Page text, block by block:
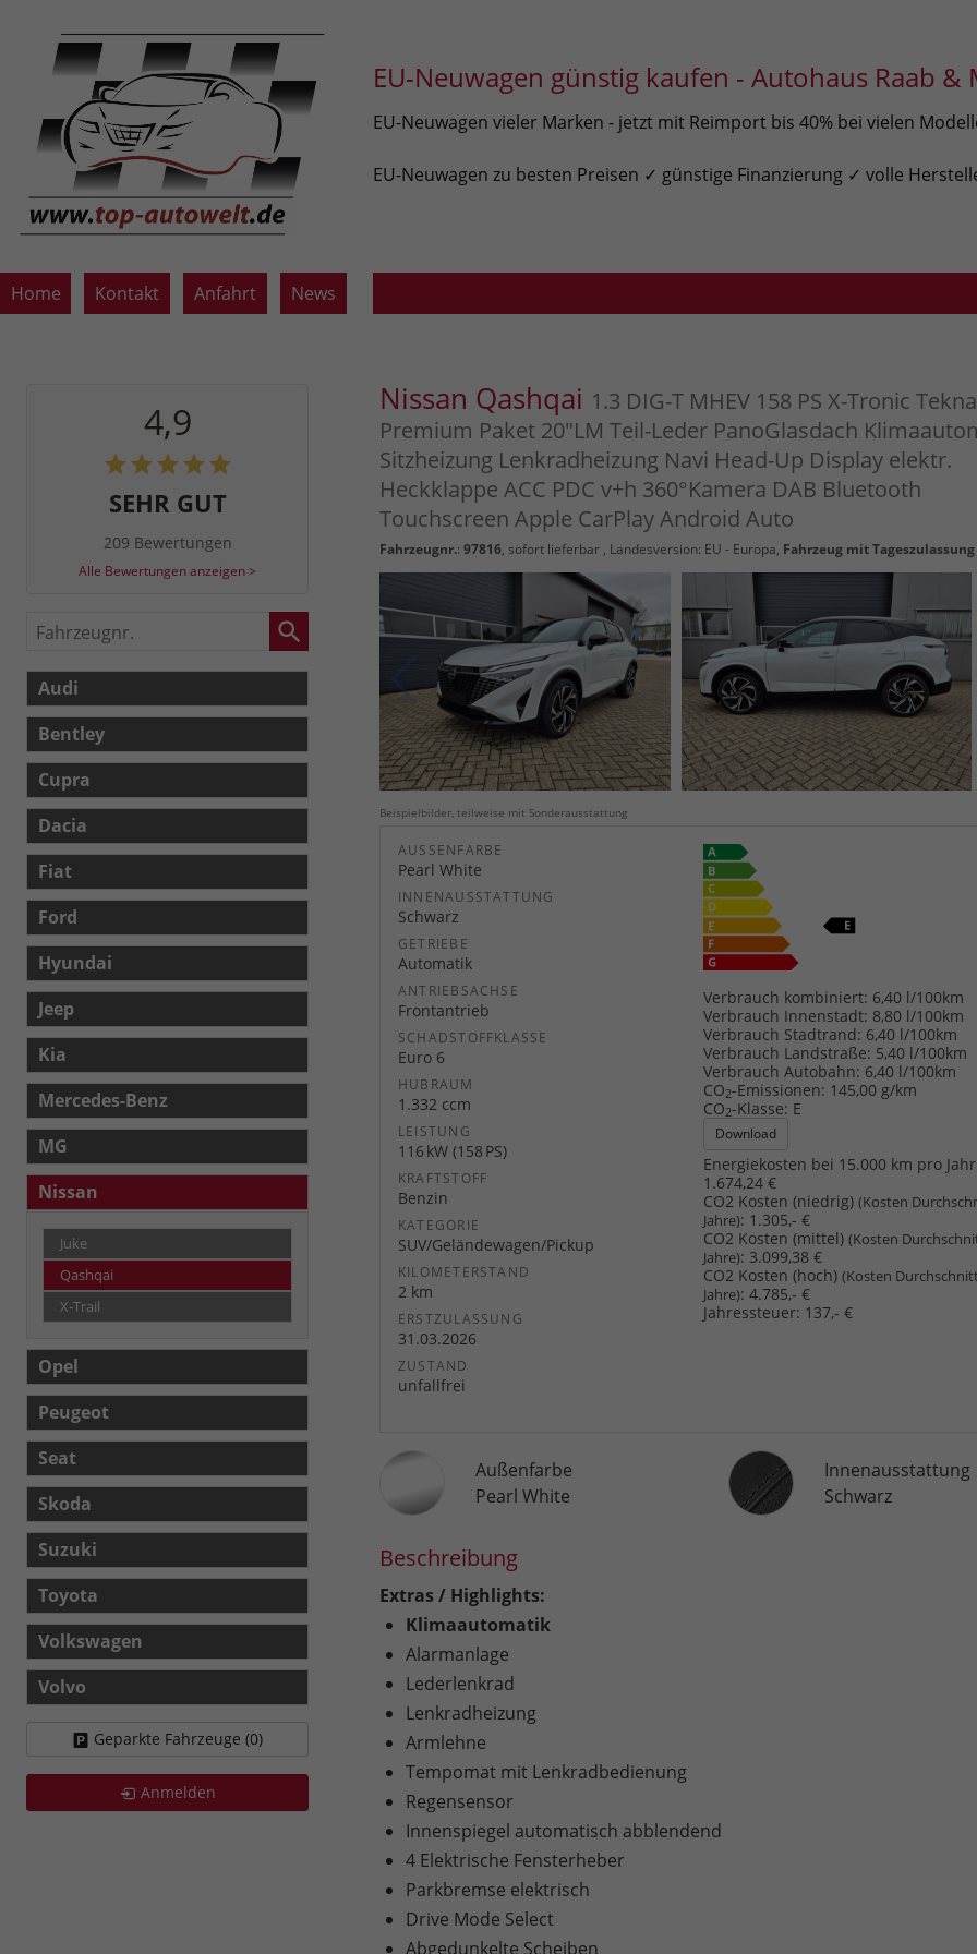
EU-Neuwagen günstig kaufen - Autohaus Raab &
EU-Neuwagen vieler Marken - jetzt mit Reimport bis 40% bei vielen
EU-Neuwagen zu besten Preisen ✓ günstige Finanzierung ✓ volle
Home Kontakt Anfahrt News
Nissan Qashqai 1.3 DIG-T MHEV 158 PS X-Tronic Tekna
Premium Paket 20"LM Teil-Leder PanoGlasdach
Sitzheizung Lenkradheizung Navi Head-Up Display elektr.
Heckklappe ACC PDC v+h 360°Kamera DAB Bluetooth
Touchscreen Apple CarPlay Android Auto
Fahrzeugnr.: 97816, sofort lieferbar, Landesversion: EU - Europa, Fahrzeug mit Tageszulassung
Beispielbilder, teilweise mit Sonderausstattung
AUSSENFARBE
Pearl White
INNENAUSSTATTUNG
Schwarz
GETRIEBE
Automatik
ANTRIEBSACHSE
Frontantrieb
SCHADSTOFFKLASSE
Euro 6
HUBRAUM
1.332 ccm
LEISTUNG
116 kW (158 PS)
KRAFTSTOFF
Benzin
KATEGORIE
SUV/Geländewagen/Pickup
KILOMETERSTAND
2 km
ERSTZULASSUNG
31.03.2026
ZUSTAND
unfallfrei
Verbrauch kombiniert: 6,40 l/100km
Verbrauch Innenstadt: 8,80 l/100km
Verbrauch Stadtrand: 6,40 l/100km
Verbrauch Landstraße: 5,40 l/100km
Verbrauch Autobahn: 6,40 l/100km
CO2-Emissionen: 145,00 g/km
CO2-Klasse: E
Download
Energiekosten bei 15.000 km pro
1.674,24 €
CO2 Kosten (niedrig)(Kosten
Jahre): 1.305,- €
CO2 Kosten (mittel)(Kosten
Jahre): 3.099,38 €
CO2 Kosten (hoch)(Kosten
Jahre): 4.785,- €
Jahressteuer: 137,- €
Außenfarbe
Pearl White
InnenausstattungInnenausstattung
Schwarz
Beschreibung
Extras / Highlights:
Klimaautomatik
Alarmanlage
Lederlenkrad
Lenkradheizung
Armlehne
Tempomat mit Lenkradbedienung
Regensensor
Innenspiegel automatisch abblendend
4 Elektrische Fensterheber
Parkbremse elektrisch
Drive Mode Select
Abgedunkelte Scheiben
4,9
SEHR GUT
209 Bewertungen
Alle Bewertungen anzeigen >
Fahrzeugnr.
Audi
Bentley
Cupra
Dacia
Fiat
Ford
Hyundai
Jeep
Kia
Mercedes-Benz
MG
Nissan
Juke
Qashqai
X-Trail
Opel
Peugeot
Seat
Skoda
Suzuki
Toyota
Volkswagen
Volvo
Geparkte Fahrzeuge (0)
Anmelden